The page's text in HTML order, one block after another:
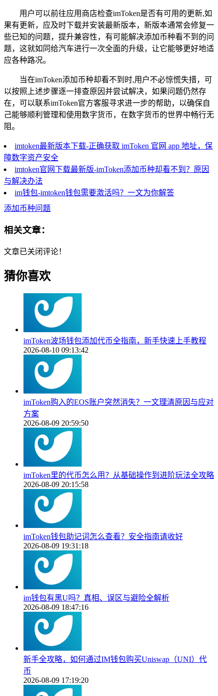
用户可以前往应用商店检查imToken是否有可用的更新,如
果有更新，应及时下载并安装最新版本，新版本通常会修复一
些已知的问题，提升兼容性，有可能解决添加币种看不到的问
题，这就如同给汽车进行一次全面的升级，让它能够更好地适
应各种路况。
当在imToken添加币种却看不到时,用户不必惊慌失措，可
以按照上述步骤逐一排查原因并尝试解决，如果问题仍然存
在，可以联系imToken官方客服寻求进一步的帮助，以确保自
己能够顺利管理和使用数字货币，在数字货币的世界中畅行无
阻。
imtoken最新版本下载-正确获取 imToken 官网 app 地址，保
障数字资产安全
imtoken官网下载最新版-imToken添加币种却看不到？原因
与解决办法
im钱包-imtoken钱包需要激活吗？一文为你解答
添加币种问题
相关文章：
文章已关闭评论！
猜你喜欢
imToken波场钱包添加代币全指南，新手快速上手教程
2026-08-10 09:13:42
imToken购入的EOS账户突然消失？一文理清原因与应对
方案
2026-08-09 20:59:50
imToken里的代币怎么用？从基础操作到进阶玩法全攻略
2026-08-09 20:15:58
imToken钱包助记词怎么查看？安全指南请收好
2026-08-09 19:31:18
im钱包有黑U吗？真相、误区与避险全解析
2026-08-09 18:47:16
新手全攻略，如何通过IM钱包购买Uniswap（UNI）代
币
2026-08-09 17:19:20